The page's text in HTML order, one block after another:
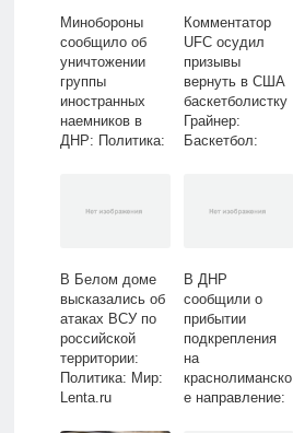
Минобороны
сообщило об
уничтожении
группы
иностранных
наемников в
ДНР: Политика:
Комментатор
UFC осудил
призывы
вернуть в США
баскетболистку
Грайнер:
Баскетбол:
В Белом доме
высказались об
атаках ВСУ по
российской
территории:
Политика: Мир:
Lenta.ru
В ДНР
сообщили о
прибытии
подкрепления
на
краснолиманско
е направление: